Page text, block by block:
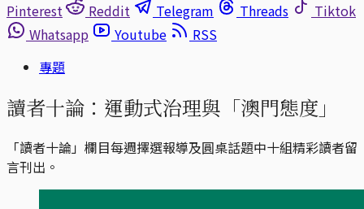
Pinterest
Reddit Telegram Threads
Tiktok
Whatsapp
Youtube
RSS
專題
讀者十論：運動式治理與「澳門態度」
「讀者十論」欄目每週擇選報導及圓桌話題中十組精彩讀者留
言刊出。